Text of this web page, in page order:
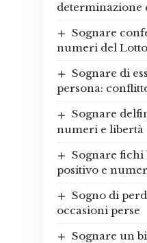
determinazione
Sognare
numeri del Lotto
Sognare di
persona:
Sognare
numeri e libertà
Sognare fichi
positivo e
Sogno di
occasioni perse
Sognare un